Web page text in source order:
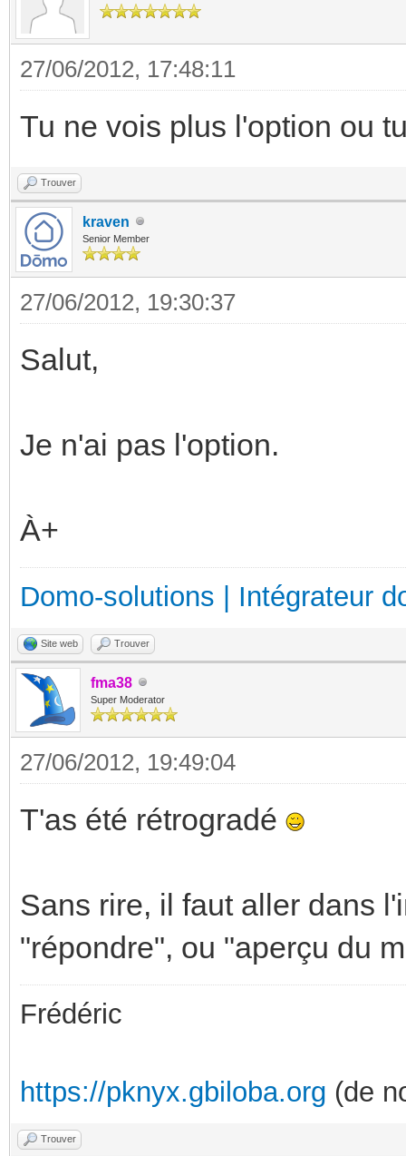
27/06/2012, 17:48:11
Tu ne vois plus l'option ou
Trouver
kraven
Senior Member
27/06/2012, 19:30:37
Salut,
Je n'ai pas l'option.
À+
Domo-solutions | Intégrateur
Site web Trouver
fma38
Super Moderator
27/06/2012, 19:49:04
T'as été rétrogradé
Sans rire, il faut aller dans
"répondre", ou "aperçu du
Frédéric
https://pknyx.gbiloba.org (de
Trouver